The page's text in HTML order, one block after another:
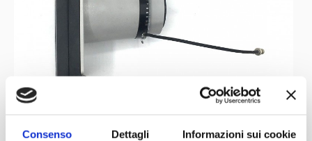
Consenso Dettagli Informazioni sui cookie